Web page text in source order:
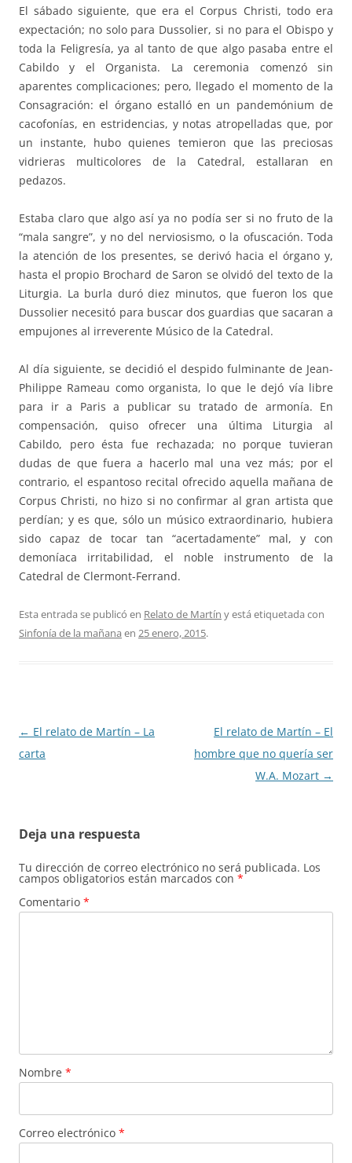
El sábado siguiente, que era el Corpus Christi, todo era
expectación; no solo para Dussolier, si no para el Obispo y
toda la Feligresía, ya al tanto de que algo pasaba entre el
Cabildo y el Organista. La ceremonia comenzó sin
aparentes complicaciones; pero, llegado el momento de la
Consagración: el órgano estalló en un pandemónium de
cacofonías, en estridencias, y notas atropelladas que, por
un instante, hubo quienes temieron que las preciosas
vidrieras multicolores de la Catedral, estallaran en
pedazos.
Estaba claro que algo así ya no podía ser si no fruto de la
“mala sangre”, y no del nerviosismo, o la ofuscación. Toda
la atención de los presentes, se derivó hacia el órgano y,
hasta el propio Brochard de Saron se olvidó del texto de la
Liturgia. La burla duró diez minutos, que fueron los que
Dussolier necesitó para buscar dos guardias que sacaran a
empujones al irreverente Músico de la Catedral.
Al día siguiente, se decidió el despido fulminante de Jean-
Philippe Rameau como organista, lo que le dejó vía libre
para ir a Paris a publicar su tratado de armonía. En
compensación, quiso ofrecer una última Liturgia al
Cabildo, pero ésta fue rechazada; no porque tuvieran
dudas de que fuera a hacerlo mal una vez más; por el
contrario, el espantoso recital ofrecido aquella mañana de
Corpus Christi, no hizo si no confirmar al gran artista que
perdían; y es que, sólo un músico extraordinario, hubiera
sido capaz de tocar tan “acertadamente” mal, y con
demoníaca irritabilidad, el noble instrumento de la
Catedral de Clermont-Ferrand.
Esta entrada se publicó en Relato de Martín y está etiquetada con
Sinfonía de la mañana en 25 enero, 2015.
Navegación
de
← El relato de Martín – La
carta
El relato de Martín – El
hombre que no quería ser
W.A. Mozart →
Deja una respuesta
Tu dirección de correo electrónico no será publicada. Los
campos obligatorios están marcados con *
Comentario *
Nombre *
Correo electrónico *